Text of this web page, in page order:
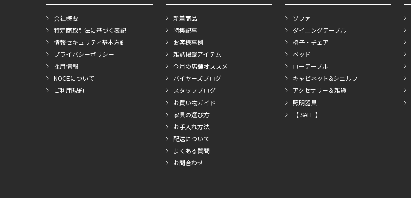
会社概要
特定商取引法に基づく表記
情報セキュリティ基本方針
プライバシーポリシー
採用情報
NOCEについて
ご利用規約
新着商品
特集記事
お客様事例
雑誌掲載アイテム
今月の店舗オススメ
バイヤーズブログ
スタッフブログ
お買い物ガイド
家具の選び方
お手入れ方法
配送について
よくある質問
お問合わせ
ソファ
ダイニングテーブル
椅子・チェア
ベッド
ローテーブル
キャビネット&シェルフ
アクセサリー＆雑貨
照明器具
【 SALE 】